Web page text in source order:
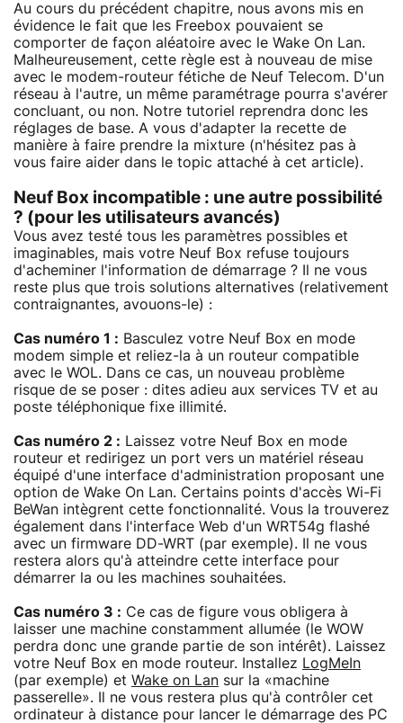
Au cours du précédent chapitre, nous avons mis en
évidence le fait que les Freebox pouvaient se
comporter de façon aléatoire avec le Wake On Lan.
Malheureusement, cette règle est à nouveau de mise
avec le modem-routeur fétiche de Neuf Telecom. D'un
réseau à l'autre, un même paramétrage pourra s'avérer
concluant, ou non. Notre tutoriel reprendra donc les
réglages de base. A vous d'adapter la recette de
manière à faire prendre la mixture (n'hésitez pas à
vous faire aider dans le topic attaché à cet article).
Neuf Box incompatible : une autre possibilité
? (pour les utilisateurs avancés)
Vous avez testé tous les paramètres possibles et
imaginables, mais votre Neuf Box refuse toujours
d'acheminer l'information de démarrage ? Il ne vous
reste plus que trois solutions alternatives (relativement
contraignantes, avouons-le) :
Cas numéro 1 : Basculez votre Neuf Box en mode
modem simple et reliez-la à un routeur compatible
avec le WOL. Dans ce cas, un nouveau problème
risque de se poser : dites adieu aux services TV et au
poste téléphonique fixe illimité.
Cas numéro 2 : Laissez votre Neuf Box en mode
routeur et redirigez un port vers un matériel réseau
équipé d'une interface d'administration proposant une
option de Wake On Lan. Certains points d'accès Wi-Fi
BeWan intègrent cette fonctionnalité. Vous la trouverez
également dans l'interface Web d'un WRT54g flashé
avec un firmware DD-WRT (par exemple). Il ne vous
restera alors qu'à atteindre cette interface pour
démarrer la ou les machines souhaitées.
Cas numéro 3 : Ce cas de figure vous obligera à
laisser une machine constamment allumée (le WOW
perdra donc une grande partie de son intérêt). Laissez
votre Neuf Box en mode routeur. Installez LogMeIn
(par exemple) et Wake on Lan sur la «machine
passerelle». Il ne vous restera plus qu'à contrôler cet
ordinateur à distance pour lancer le démarrage des PC